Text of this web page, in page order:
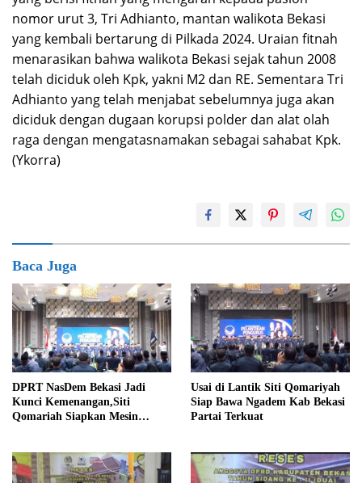
nomor urut 3, Tri Adhianto, mantan walikota Bekasi
yang kembali bertarung di Pilkada 2024. Uraian fitnah
menarasikan bahwa walikota Bekasi sejak tahun 2008
telah diciduk oleh Kpk, yakni M2 dan RE. Sementara Tri
Adhianto yang telah menjabat sebelumnya juga akan
diciduk dengan dugaan korupsi polder dan alat olah
raga dengan mengatasnamakan sebagai sahabat Kpk.
(Ykorra)
Baca Juga
DPRT NasDem Bekasi Jadi
Kunci Kemenangan,Siti
Qomariah Siapkan Mesin
Usai di Lantik Siti Qomariyah
Siap Bawa Ngadem Kab Bekasi
Partai Terkuat